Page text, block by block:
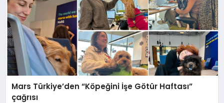
Mars Türkiye’den “Köpeğini İşe Götür Haftası”
çağrısı